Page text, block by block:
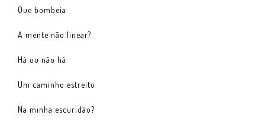
Que bombeia
A mente não linear?
Há ou não há
Um caminho estreito
Na minha escuridão?